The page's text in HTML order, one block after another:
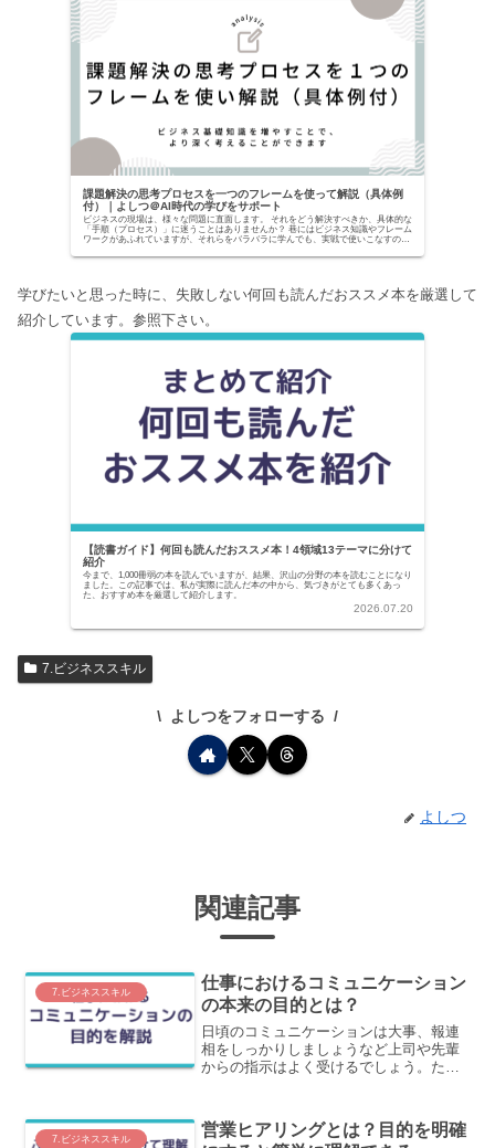
課題解決の思考プロセスを一つのフレームを使って解説（具体例
付）｜よしつ＠AI時代の学びをサポート
ビジネスの現場は、様々な問題に直面します。 それをどう解決すべきか、具体的な
「手順（プロセス）」に迷うことはありませんか？ 巷にはビジネス知識やフレーム
ワークがあふれていますが、それらをバラバラに学んでも、実戦で使いこなすのは
学びたいと思った時に、失敗しない何回も読んだおススメ本を厳選して
紹介しています。参照下さい。
【読書ガイド】何回も読んだおススメ本！4領域13テーマに分けて
紹介
今まで、1,000冊弱の本を読んでいますが、結果、沢山の分野の本を読むことになり
ました。この記事では、私が実際に読んだ本の中から、気づきがとても多くあっ
た、おすすめ本を厳選して紹介します。
2026.07.20
7.ビジネススキル
よしつをフォローする
よしつ
関連記事
7.ビジネススキル
仕事におけるコミュニケーション
の本来の目的とは？
日頃のコミュニケーションは大事、報連
相をしっかりしましょうなど上司や先輩
からの指示はよく受けるでしょう。た
す。この記事では、仕事におけるコミュ
ニケーションの本来の目的についてわか
7.ビジネススキル
営業ヒアリングとは？目的を明確